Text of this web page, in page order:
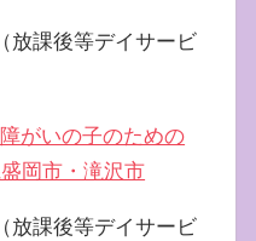
放課後等デイサービ
がいの子のための
岡市・滝沢市
放課後等デイサービ